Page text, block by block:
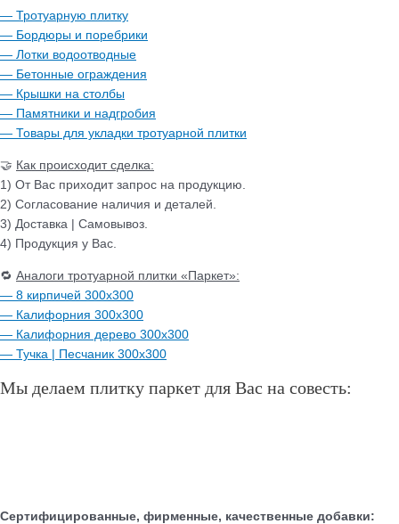
— Тротуарную плитку
— Бордюры и поребрики
— Лотки водоотводные
— Бетонные ограждения
— Крышки на столбы
— Памятники и надгробия
— Товары для укладки тротуарной плитки
🤝 Как происходит сделка:
1) От Вас приходит запрос на продукцию.
2) Согласование наличия и деталей.
3) Доставка | Самовывоз.
4) Продукция у Вас.
🔁 Аналоги тротуарной плитки «Паркет»:
— 8 кирпичей 300х300
— Калифорния 300х300
— Калифорния дерево 300х300
— Тучка | Песчаник 300х300
Мы делаем плитку паркет для Вас на совесть:
Сертифицированные, фирменные, качественные добавки: